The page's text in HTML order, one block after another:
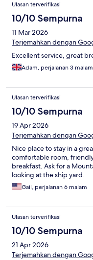
Ulasan terverifikasi
10/10 Sempurna
11 Mar 2026
Terjemahkan dengan
Excellent service, great
Adam, perjalanan 3 malam
Ulasan terverifikasi
10/10 Sempurna
19 Apr 2026
Terjemahkan dengan
Nice place to stay in a
comfortable room,
breakfast. Ask for a
looking at the ship yard.
Gail, perjalanan 6 malam
Ulasan terverifikasi
10/10 Sempurna
21 Apr 2026
Terjemahkan dengan